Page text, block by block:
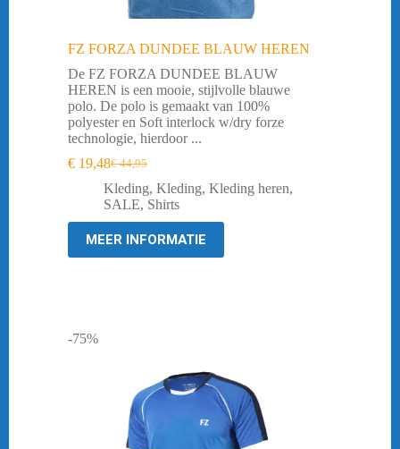
FZ FORZA DUNDEE BLAUW HEREN
De FZ FORZA DUNDEE BLAUW
HEREN is een mooie, stijlvolle blauwe
polo. De polo is gemaakt van 100%
polyester en Soft interlock w/dry forze
technologie, hierdoor ...
€44,95
Oorspronkelijke
prijs
was:
€ 44,95.
€ 19,48Huidige
prijs
is:
€ 19,48.
Kleding, Kleding, Kleding heren,
SALE, Shirts
MEER INFORMATIE
-75%